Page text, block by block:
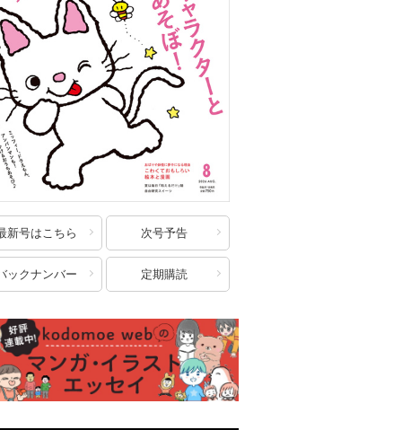
新号はこちら 次号予告
ックナンバー 定期購読